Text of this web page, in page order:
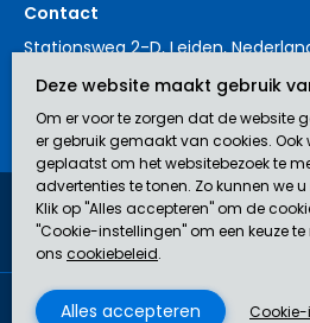
Contact
Stationsweg 2-D, Leiden,
+31 88 3214561
contact@johoinsurances.org
JoHo Insurances is een door de AFM
12043929) in verzekeringen.
DisclaimerPrivacyverklaring
Deze website maakt gebruik
Om er voor te zorgen dat de website
er gebruik gemaakt van cookies. Ook
geplaatst om het websitebezoek te
advertenties te tonen. Zo kunnen we
Klik op "Alles accepteren" om de
"Cookie-instellingen" om een keuze te
ons cookiebeleid.